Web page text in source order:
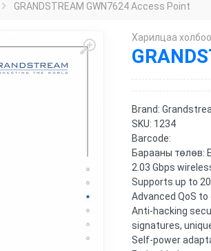
GRANDSTREAM GWN7624 Access Point
Харилцаа холбоо
Brand:
SKU: 1234
Barcode:
Барааны төлөв:
2.03 Gbps
Supports up to
Advanced QoS
Anti-hacking
signatures,
Self-power